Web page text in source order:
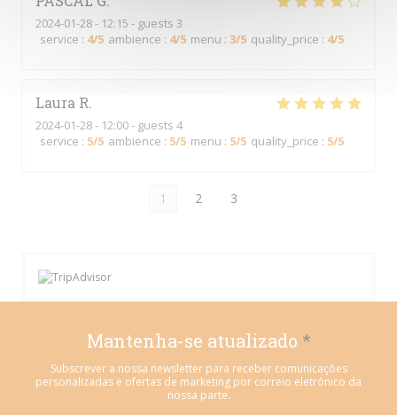
2024-01-28- 12:15 - guests 3
service : 4/5 ambience : 4/5 menu : 3/5 quality_price : 4/5
Laura R
2024-01-28- 12:00 - guests 4
service : 5/5 ambience : 5/5 menu : 5/5 quality_price : 5/5
1 2 3
Mantenha-se atualizado *
Subscrever a nossa newsletter para receber comunicações
personalizadas e ofertas de marketing por correio eletrónico da
nossa parte.